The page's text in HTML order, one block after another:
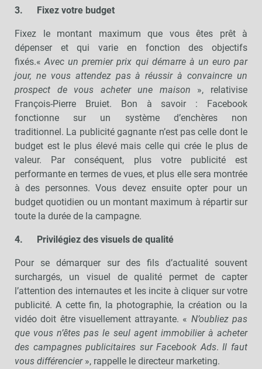
3. Fixez votre budget
Fixez le montant maximum que vous êtes prêt à
dépenser et qui varie en fonction des objectifs
fixés.«Avec un premier prix qui démarre à un euro par
jour, ne vous attendez pas à réussir à convaincre un
prospect de vous acheter une maison », relativise
François-Pierre Bruiet. Bon à savoir : Facebook
fonctionne sur un système d’enchères non
traditionnel. La publicité gagnante n’est pas celle dont le
budget est le plus élevé mais celle qui crée le plus de
valeur. Par conséquent, plus votre publicité est
performante en termes de vues, et plus elle sera montrée
à des personnes. Vous devez ensuite opter pour un
budget quotidien ou un montant maximum à répartir sur
toute la durée de la campagne.
4. Privilégiez des visuels de qualité
Pour se démarquer sur des fils d’actualité souvent
surchargés, un visuel de qualité permet de capter
l’attention des internautes et les incite à cliquer sur votre
publicité. A cette fin, la photographie, la création ou la
vidéo doit être visuellement attrayante. « N’oubliez pas
que vous n’êtes pas le seul agent immobilier à acheter
des campagnes publicitaires sur Facebook Ads.Il faut
vous différencier», rappelle le directeur marketing.